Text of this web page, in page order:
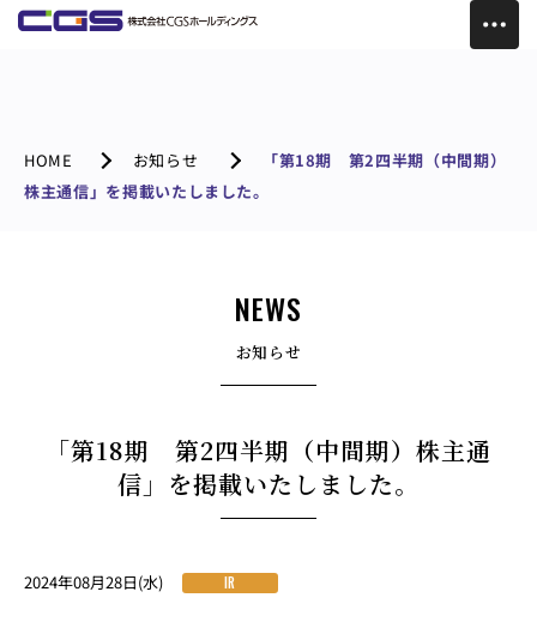
HOME お知らせ
「第18期 第2四半期（中間期）
株主通信」を掲載いたしました。
NEWS
お知らせ
「第18期 第2四半期（中間期）株主通
信」を掲載いたしました。
2024年08月28日(水) IR